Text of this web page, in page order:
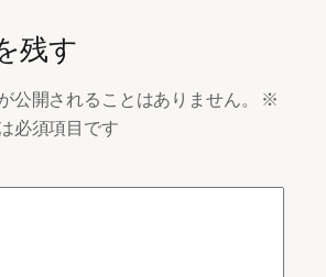
残す
公開されることはありません。
※
必須項目です